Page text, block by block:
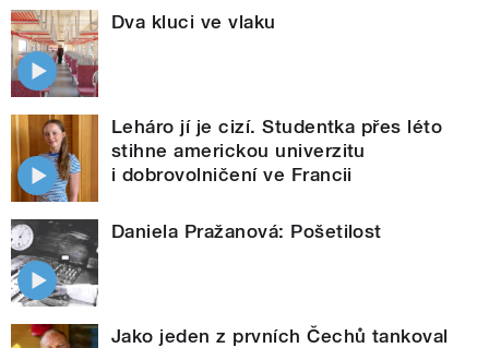
Dva kluci ve vlaku
Leháro jí je cizí. Studentka přes léto
stihne americkou univerzitu
i dobrovolničení ve Francii
Daniela Pražanová: Pošetilost
Jako jeden z prvních Čechů tankoval